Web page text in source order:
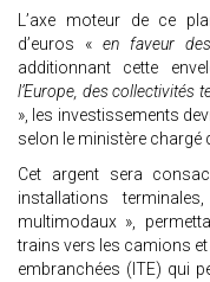
L’axe moteur de ce
d’euros « en faveur
additionnant cette
l’Europe, des collectivités
», les investissements
selon le ministère chargé
Cet argent sera
installations
multimodaux »,
trains vers les camions
embranchées (ITE) qui